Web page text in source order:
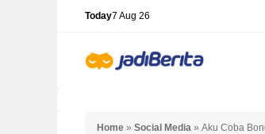
Today7 Aug 26
Home » Social Media » Aku Coba